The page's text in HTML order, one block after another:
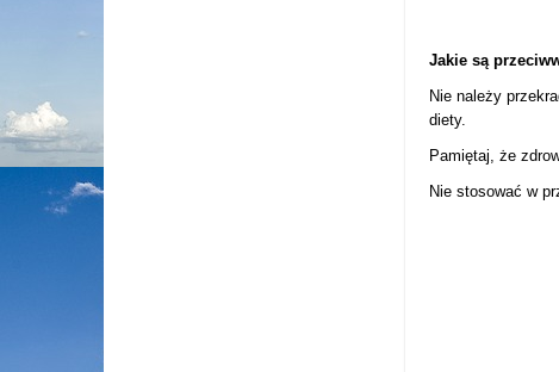
Jakie są
Nie należy
diety.
Pamiętaj, że
Nie stosować w